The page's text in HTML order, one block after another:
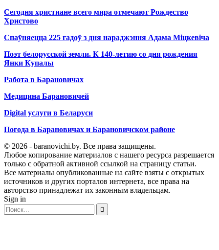
Сегодня христиане всего мира отмечают Рождество
Христово
Спаўняецца 225 гадоў з дня нараджэння Адама Міцкевіча
Поэт белорусской земли. К 140-летию со дня рождения
Янки Купалы
Работа в Барановичах
Медицина Барановичей
Digital услуги в Беларуси
Погода в Барановичах и Барановичском районе
© 2026 - baranovichi.by. Все права защищены.
Любое копирование материалов с нашего ресурса разрешается
только с обратной активной ссылкой на страницу статьи.
Все материалы опубликованные на сайте взяты с открытых
источников и других порталов интернета, все права на
авторство принадлежат их законным владельцам.
Sign in